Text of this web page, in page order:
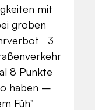
mit
groben
3
8 Punkte
haben –
Füh"